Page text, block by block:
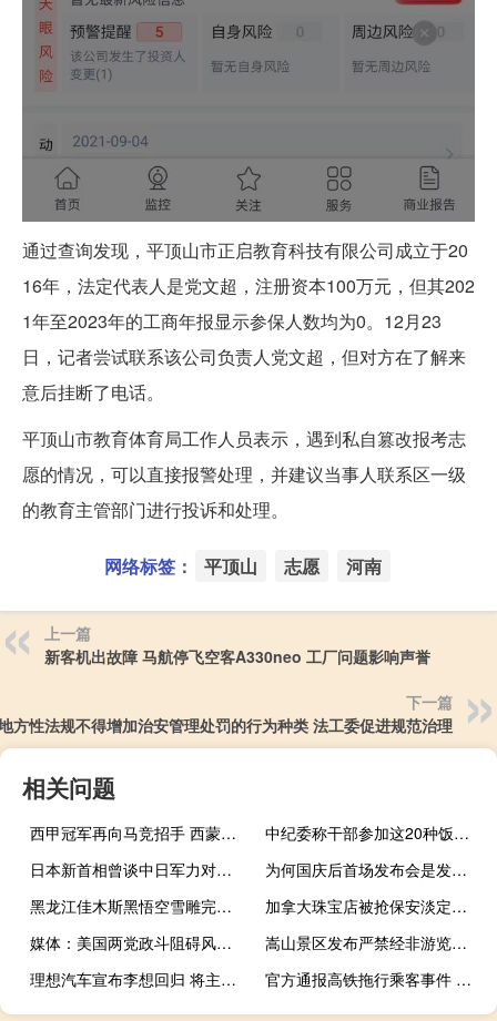
通过查询发现，平顶山市正启教育科技有限公司成立于20
16年，法定代表人是党文超，注册资本100万元，但其202
1年至2023年的工商年报显示参保人数均为0。12月23
日，记者尝试联系该公司负责人党文超，但对方在了解来
意后挂断了电话。
平顶山市教育体育局工作人员表示，遇到私自篡改报考志
愿的情况，可以直接报警处理，并建议当事人联系区一级
的教育主管部门进行投诉和处理。
网络标签： 平顶山 志愿 河南
上一篇
新客机出故障 马航停飞空客A330neo 工厂问题影响声誉
下一篇
方性法规不得增加治安管理处罚的行为种类 法工委促进规范治理
相关问题
西甲冠军再向马竞招手 西蒙尼的战术革新
中纪委称干部参加这20种饭局就出局
日本新首相曾谈中日军力对比 石破茂对华政策展望
为何国庆后首场发布会是发改委出席 解读经济向上新举措
黑龙江佳木斯黑悟空雪雕完成换脸 创意雪雕引关注
加拿大珠宝店被抢保安淡定围观 六名嫌疑人作案后逃逸
媒体：美国两党政斗阻碍风灾救援，百万家庭断电待援
嵩山景区发布严禁经非游览线路进山公告 教授野线登山失联遇难
理想汽车宣布李想回归 将主持2024理想AI Talk
官方通报高铁拖行乘客事件 扒阻车门致手指被夹